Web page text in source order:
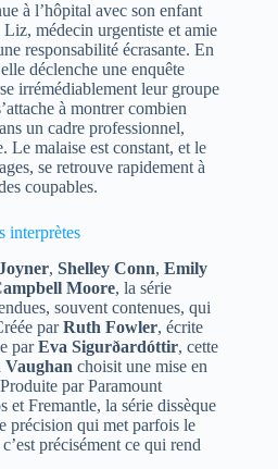
à l’hôpital avec son enfant
médecin urgentiste et amie
responsabilité écrasante. En
déclenche une enquête
irrémédiablement leur groupe
à montrer combien
un cadre professionnel,
Le malaise est constant, et le
se retrouve rapidement à
coupables.
interprètes
, Shelley Conn, Emily
Moore, la série
souvent contenues, qui
parRuth Fowler, écrite
parEva Sigurðardóttir, cette
Vaughan choisit une mise en
par Paramount
Fremantle, la série dissèque
précision qui met parfois le
précisément ce qui rend